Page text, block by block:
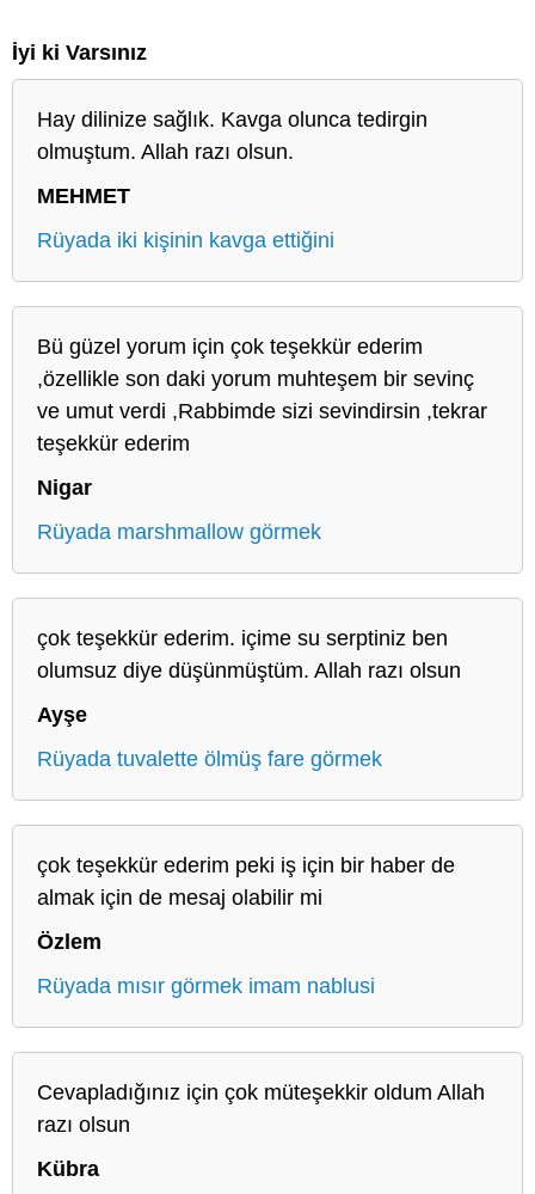
İyi ki Varsınız
Hay dilinize sağlık. Kavga olunca tedirgin
olmuştum. Allah razı olsun.
MEHMET
Rüyada iki kişinin kavga ettiğini
Bü güzel yorum için çok teşekkür ederim
,özellikle son daki yorum muhteşem bir sevinç
ve umut verdi ,Rabbimde sizi sevindirsin ,tekrar
teşekkür ederim
Nigar
Rüyada marshmallow görmek
çok teşekkür ederim. içime su serptiniz ben
olumsuz diye düşünmüştüm. Allah razı olsun
Ayşe
Rüyada tuvalette ölmüş fare görmek
çok teşekkür ederim peki iş için bir haber de
almak için de mesaj olabilir mi
Özlem
Rüyada mısır görmek imam nablusi
Cevapladığınız için çok müteşekkir oldum Allah
razı olsun
Kübra